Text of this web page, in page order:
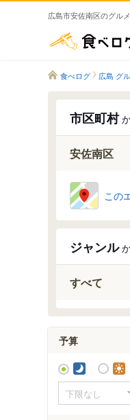
広島市安佐南区のグル
食べログ 広島 グ
市区町村
安佐南区
この
ジャンル
すべて
予算